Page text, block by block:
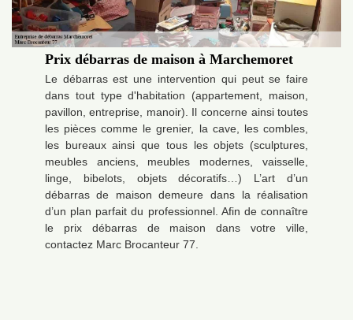
Prix débarras de maison à Marchemoret
Le débarras est une intervention qui peut se faire
dans tout type d'habitation (appartement, maison,
pavillon, entreprise, manoir). Il concerne ainsi toutes
les pièces comme le grenier, la cave, les combles,
les bureaux ainsi que tous les objets (sculptures,
meubles anciens, meubles modernes, vaisselle,
linge, bibelots, objets décoratifs…) L’art d’un
débarras de maison demeure dans la réalisation
d’un plan parfait du professionnel. Afin de connaître
le prix débarras de maison dans votre ville,
contactez Marc Brocanteur 77.